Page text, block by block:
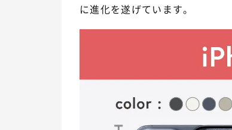
に進化を遂げています。